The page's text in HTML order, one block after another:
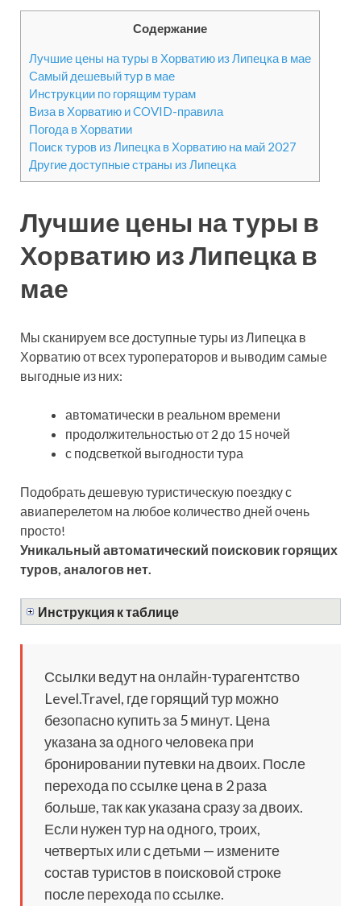
Содержание
Лучшие цены на туры в Хорватию из Липецка в мае
Самый дешевый тур в мае
Инструкции по горящим турам
Виза в Хорватию и COVID-правила
Погода в Хорватии
Поиск туров из Липецка в Хорватию на май 2027
Другие доступные страны из Липецка
Лучшие цены на туры в
Хорватию из Липецка в
мае
Мы сканируем все доступные туры из Липецка в
Хорватию от всех туроператоров и выводим самые
выгодные из них:
автоматически в реальном времени
продолжительностью от 2 до 15 ночей
с подсветкой выгодности тура
Подобрать дешевую туристическую поездку с
авиаперелетом на любое количество дней очень
просто!
Уникальный автоматический поисковик горящих
туров, аналогов нет.
Инструкция к таблице
Ссылки ведут на онлайн-турагентство
Level.Travel, где горящий тур можно
безопасно купить за 5 минут. Цена
указана за одного человека при
бронировании путевки на двоих. После
перехода по ссылке цена в 2 раза
больше, так как указана сразу за двоих.
Если нужен тур на одного, троих,
четвертых или с детьми — измените
состав туристов в поисковой строке
после перехода по ссылке.